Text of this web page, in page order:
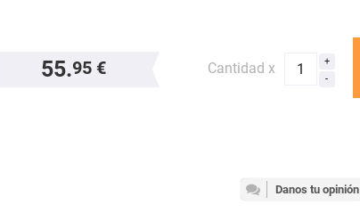
55.95 € Cantidad x
Danos tu opinión